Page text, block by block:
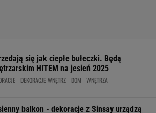
się jak ciepłe bułeczki. Będą
HITEM na jesień 2025
DEKORACJE WNĘTRZ DOM WNĘTRZA
balkon - dekoracje z Sinsay urządzą